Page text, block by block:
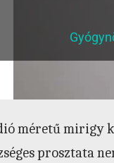
méretű
prosztata